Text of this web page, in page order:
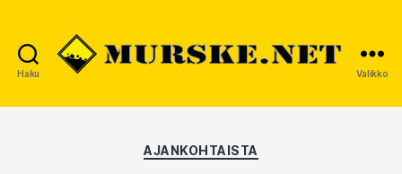
Haku Valikko
Kategoriat
AJANKOHTAISTA